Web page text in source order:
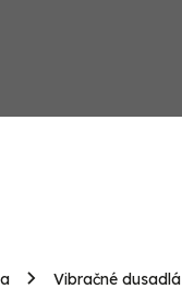
Vibračné dusadlá